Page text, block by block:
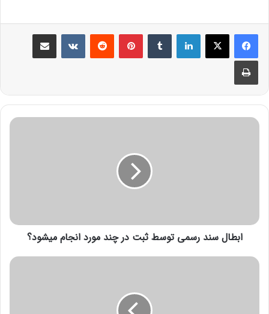
ابطال سند رسمی توسط ثبت در چند مورد انجام میشود؟